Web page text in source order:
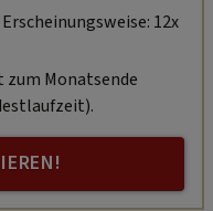
12x
Monatsende